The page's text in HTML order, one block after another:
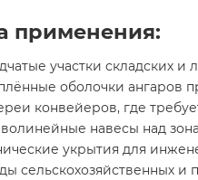
применения:
участки складских и
оболочки ангаров
конвейеров, где
навесы над
укрытия для
сельскохозяйственных и